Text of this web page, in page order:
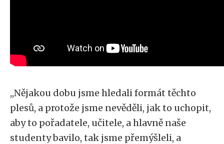
,,Nějakou dobu jsme hledali formát těchto
plesů, a protože jsme nevěděli, jak to uchopit,
aby to pořadatele, učitele, a hlavně naše
studenty bavilo, tak jsme přemýšleli, a